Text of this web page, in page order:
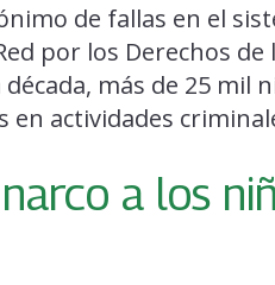
de fallas en el
por los Derechos
más de 25 mil
actividades
a los